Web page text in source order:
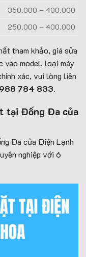
350.000 – 400.000
250.000 – 400.000
tham khảo, giá sửa
vào model, loại máy
xác, vui lòng liên
784 833.
tại Đống Đa của
Đa của Điện Lạnh
nghiệp với 6